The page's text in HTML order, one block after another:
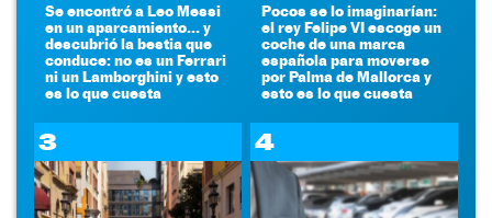
Se encontró a Leo Messi
en un aparcamiento... y
descubrió la bestia que
conduce: no es un Ferrari
ni un Lamborghini y esto
es lo que cuesta
Pocos se lo imaginarían:
el rey Felipe VI escoge un
coche de una marca
española para moverse
por Palma de Mallorca y
esto es lo que cuesta
3 4